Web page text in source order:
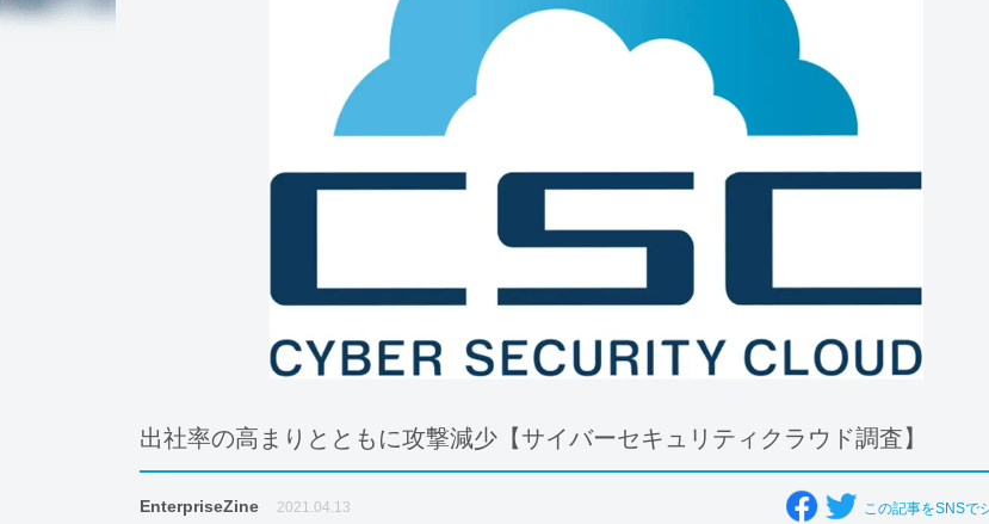
出社率の高まりとともに攻撃減少【サイバーセキュリティクラウド調査】
EnterpriseZine 2021.04.13 この記事をSNSで